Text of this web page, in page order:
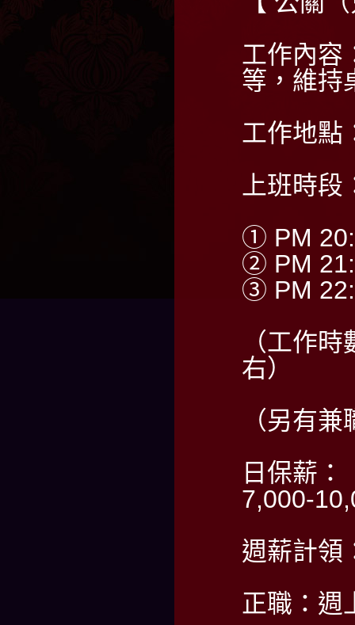
工作內容
等，維持
工作地點
上班時段
① PM
② PM
③ PM
（工作
右）
（另有
日保薪：
7,000-
週薪計領
正職：週